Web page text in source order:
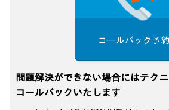
コールバック予約
問題解決ができない場合にはテク
コールバックいたします